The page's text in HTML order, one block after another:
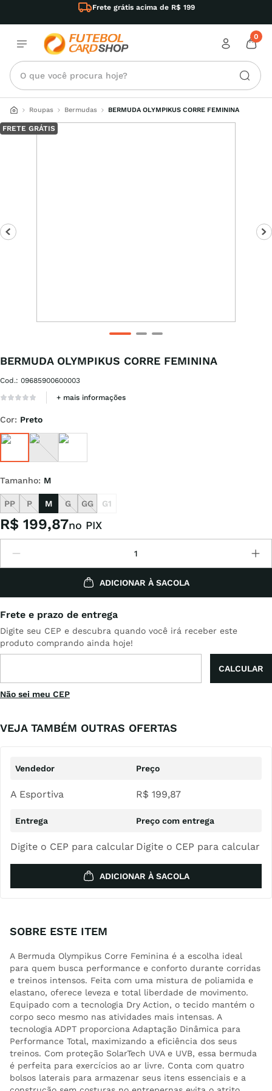
Frete grátis acima de R$ 199
0
O que você procura hoje?
Roupas Bermudas BERMUDA OLYMPIKUS CORRE FEMININA
FRETE GRÁTIS
BERMUDA OLYMPIKUS CORRE FEMININA
Cod.: 09685900600003
+ mais informações
Cor: Preto
Tamanho: M
PP P M G GG G1
R$ 199,87no PIX
ADICIONAR À SACOLA
Não sei meu CEP
VEJA TAMBÉM OUTRAS OFERTAS
A Esportiva R$ 199,87
Digite o CEP para calcular Digite o CEP para calcular
ADICIONAR À SACOLA
SOBRE ESTE ITEM
A Bermuda Olympikus Corre Feminina é a escolha ideal
para quem busca performance e conforto durante corridas
e treinos intensos. Feita com uma mistura de poliamida e
elastano, oferece leveza e total liberdade de movimento.
Equipado com a tecnologia Dry Action, o tecido mantém o
corpo seco mesmo nas atividades mais intensas. A
tecnologia ADPT proporciona Adaptação Dinâmica para
Performance Total, maximizando a eficiência dos seus
treinos. Com proteção SolarTech UVA e UVB, essa bermuda
é perfeita para exercícios ao ar livre. Conta com quatro
bolsos laterais para armazenar seus itens essenciais e a